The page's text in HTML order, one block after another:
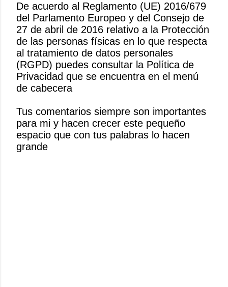
P
u
b
l
i
c
a
u
n
c
o
De acuerdo al Reglamento (UE) 2016/679
del Parlamento Europeo y del Consejo de
27 de abril de 2016 relativo a la Protección
de las personas físicas en lo que respecta
al tratamiento de datos personales
(RGPD) puedes consultar la Política de
Privacidad que se encuentra en el menú
de cabecera
Tus comentarios siempre son importantes
para mi y hacen crecer este pequeño
espacio que con tus palabras lo hacen
grande